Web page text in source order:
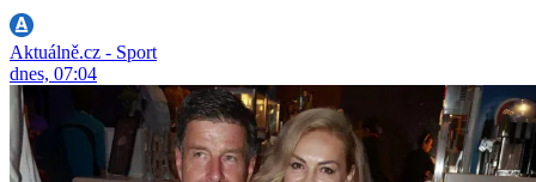
Aktuálně.cz - Sport
dnes, 07:04